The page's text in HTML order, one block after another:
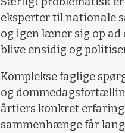
eksperter til nationale
og igen læner sig op ad
blive ensidig og
Komplekse faglige
og
årtiers konkret
sammenhænge får